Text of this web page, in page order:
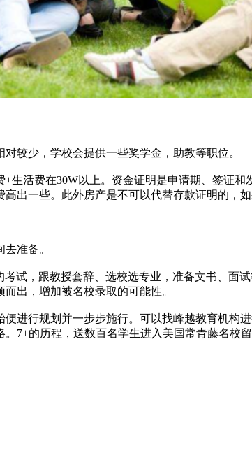
少，学校会提供一些奖学金，助教等职位。
费在30W以上。资金证明是申请期、签证和
出一些。此外房产是不可以代替存款证明的，
准备。
，跟教授套辞、选校选专业，准备文书、面
出，增加被名校录取的可能性。
行规划并一步步施行。可以找峰越教育机构
7+的历程，送数百名学生进入美国常青藤名校